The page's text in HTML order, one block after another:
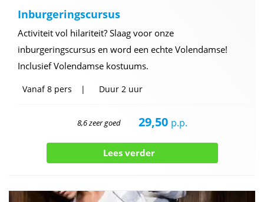
Inburgeringscursus
Activiteit vol hilariteit? Slaag voor onze
inburgeringscursus en word een echte Volendamse!
Inclusief Volendamse kostuums.
Vanaf8 pers Duur 2 uur
8,6 zeer goed 29,50 p.p.
Lees verder